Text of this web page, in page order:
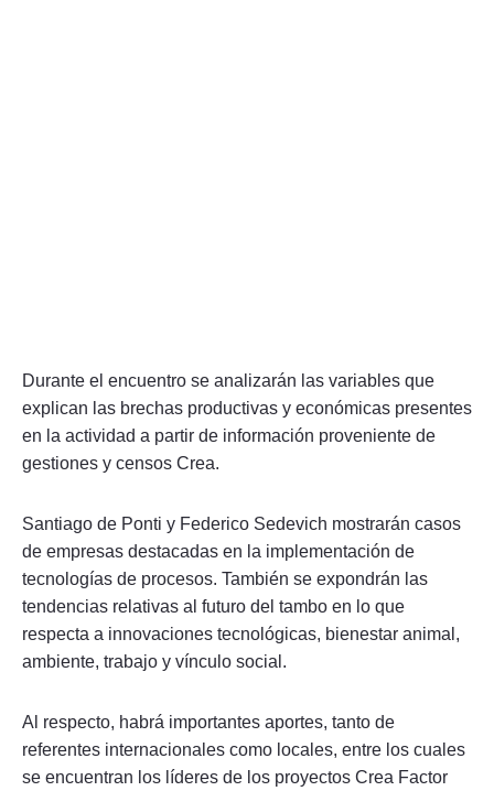
Durante el encuentro se analizarán las variables que
explican las brechas productivas y económicas presentes
en la actividad a partir de información proveniente de
gestiones y censos Crea.
Santiago de Ponti y Federico Sedevich mostrarán casos
de empresas destacadas en la implementación de
tecnologías de procesos. También se expondrán las
tendencias relativas al futuro del tambo en lo que
respecta a innovaciones tecnológicas, bienestar animal,
ambiente, trabajo y vínculo social.
Al respecto, habrá importantes aportes, tanto de
referentes internacionales como locales, entre los cuales
se encuentran los líderes de los proyectos Crea Factor